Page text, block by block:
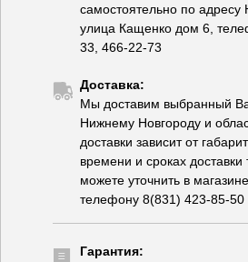
самостоятельно по адресу
улица Кащенко дом 6,
33, 466-22-73
Доставка:
Мы доставим выбранный
Нижнему Новгороду и
доставки зависит от
времени и сроках доставки
можете уточнить в
телефону 8(831) 423-85-50
Гарантия: